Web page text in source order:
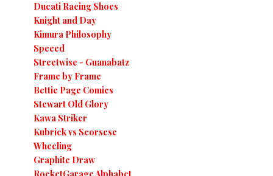
Ducati Racing Shoes
Knight and Day
Kimura Philosophy
Speeed
Streetwise - Guanabatz
Frame by Frame
Bettie Page Comics
Stewart Old Glory
Kawa Striker
Kubrick vs Scorsese
Wheeling
Graphite Draw